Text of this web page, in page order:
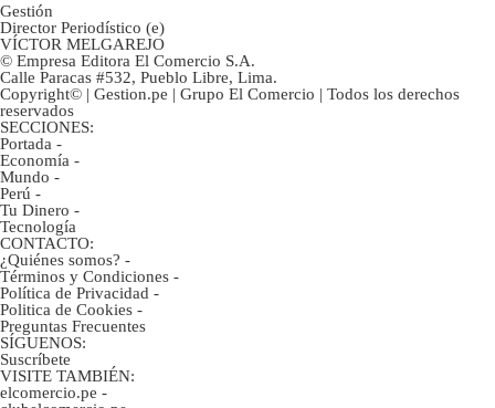
Gestión
Director Periodístico (e)
VÍCTOR MELGAREJO
© Empresa Editora El Comercio S.A.
Calle Paracas #532, Pueblo Libre, Lima.
Copyright© | Gestion.pe | Grupo El Comercio | Todos los derechos
reservados
SECCIONES:
Portada -
Economía -
Mundo -
Perú -
Tu Dinero -
Tecnología
CONTACTO:
¿Quiénes somos? -
Términos y Condiciones -
Política de Privacidad -
Politica de Cookies -
Preguntas Frecuentes
SÍGUENOS:
Suscríbete
VISITE TAMBIÉN:
elcomercio.pe -